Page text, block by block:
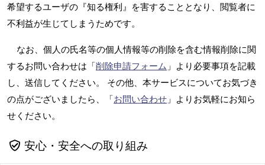
希望するユーザの『知る権利』を害することとなり、閲覧者に
不利益が生じてしまうためです。
なお、個人の氏名等の個人情報等の削除を含む情報削除に関
するお問い合わせは「削除申請フォーム 」より必要事項を記載
し、送信してください。 その他、本サービスについてお気づき
の点がございましたら、「お問い合わせ 」よりお気軽にお知ら
せください。
安心・安全への取り組み